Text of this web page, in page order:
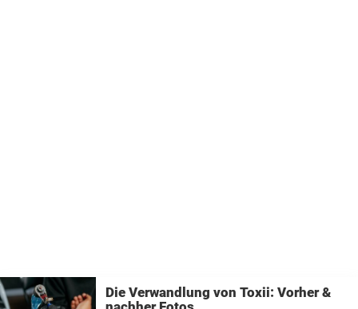
Die Verwandlung von Toxii: Vorher &